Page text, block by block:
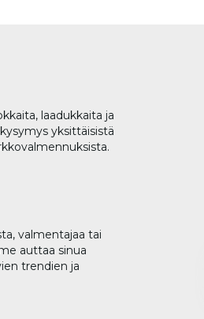
laadukkaita ja
yksittäisistä
valmentajaa tai
auttaa sinua
trendien ja